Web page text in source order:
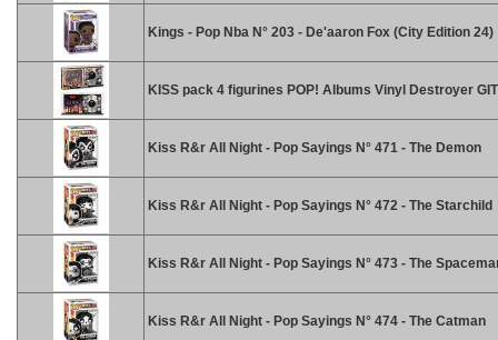
Kings - Pop Nba N° 203 - De'aaron Fox (City Edition 24)
KISS pack 4 figurines POP! Albums Vinyl Destroyer
Kiss R&r All Night - Pop Sayings N° 471 - The Demon
Kiss R&r All Night - Pop Sayings N° 472 - The Starchild
Kiss R&r All Night - Pop Sayings N° 473 - The
Kiss R&r All Night - Pop Sayings N° 474 - The Catman